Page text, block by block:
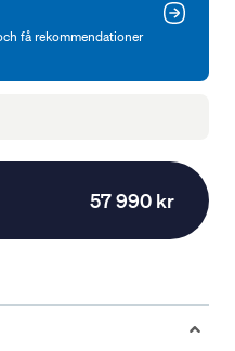
få rekommendationer
57 990 kr